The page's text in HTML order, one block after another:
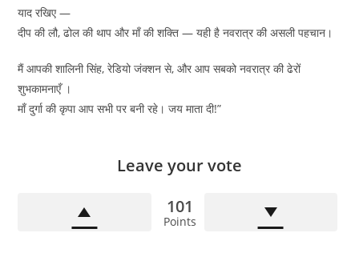
याद रखिए —
दीप की लौ, ढोल की थाप और माँ की शक्ति — यही है नवरात्र की असली पहचान।
मैं आपकी शालिनी सिंह, रेडियो जंक्शन से, और आप सबको नवरात्र की ढेरों
शुभकामनाएँ ।
माँ दुर्गा की कृपा आप सभी पर बनी रहे। जय माता दी!”
Leave your vote
101
Points